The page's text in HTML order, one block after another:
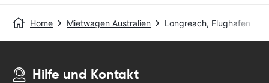
Home Mietwagen Australien Longreach, Flughafen
Hilfe und Kontakt